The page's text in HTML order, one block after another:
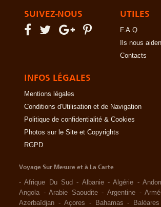
SUIVEZ-NOUS UTILES
F.A.Q
Ils nous
Contacts
INFOS LÉGALES
Mentions légales
Conditions d'Utilisation et de Navigation
Politique de confidentialité & Cookies
Photos sur le Site et Copyrights
RGPD
Voyage Sur Mesure et à La Carte
-Afrique Du Sud - Albanie -Algérie -
Angola -Arabie Saoudite -Argentine -
Azerbaïdjan - Açores - Bahamas - Baléares